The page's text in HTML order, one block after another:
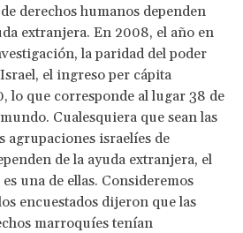
derechos humanos dependen
extranjera. En 2008, el año en
la paridad del poder
el ingreso per cápita
lo que corresponde al lugar 38 de
Cualesquiera que sean las
agrupaciones israelíes de
de la ayuda extranjera, el
una de ellas. Consideremos
encuestados dijeron que las
marroquíes tenían